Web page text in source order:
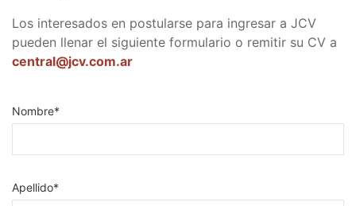
Los interesados en postularse para ingresar a JCV
pueden llenar el siguiente formulario o remitir su CV a
central@jcv.com.ar
Nombre*
Apellido*